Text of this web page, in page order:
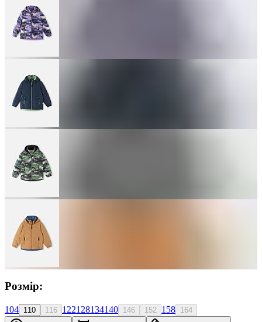
Розмір:
104 110 116 122128134140 146 152 158 164